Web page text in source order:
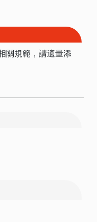
關規範，請適量添